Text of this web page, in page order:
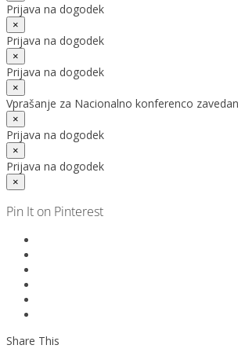
Prijava na dogodek
×
Prijava na dogodek
×
Prijava na dogodek
×
Vprašanje za Nacionalno konferenco
×
Prijava na dogodek
×
Prijava na dogodek
×
Pin It on Pinterest
Share This